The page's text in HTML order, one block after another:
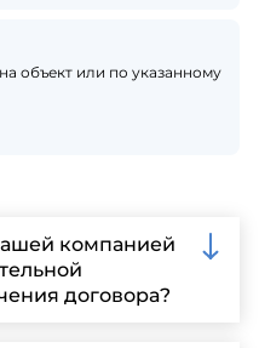
объект или по указанному
компанией
договора?